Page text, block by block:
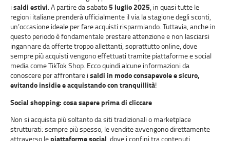
i saldi estivi. A partire da sabato5 luglio 2025, in quasi tutte le
regioni italiane prenderà ufficialmente il via la stagione degli sconti,
un’occasione ideale per fare acquisti risparmiando. Tuttavia, anche in
questo periodo è fondamentale prestare attenzione e non lasciarsi
ingannare da offerte troppo allettanti, soprattutto online, dove
sempre più acquisti vengono effettuati tramite piattaforme e social
media come TikTok Shop. Ecco quindi alcune informazioni da
conoscere per affrontare i saldi in modo consapevole e sicuro,
evitando insidie e acquistando con tranquillità!
Social shopping: cosa sapere prima di cliccare
Non si acquista più soltanto da siti tradizionali o marketplace
strutturati: sempre più spesso, le vendite avvengono direttamente
attraverso lepiattaforme social , dove i confini tra contenuti,